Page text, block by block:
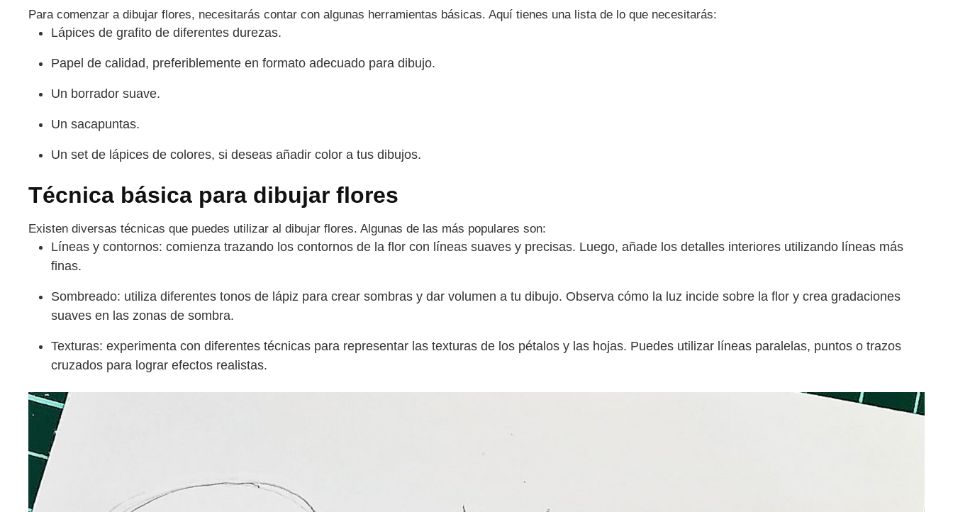
Para comenzar a dibujar flores, necesitarás contar con algunas herramientas básicas. Aquí tienes una lista de lo que necesitarás:
Lápices de grafito de diferentes durezas.
Papel de calidad, preferiblemente en formato adecuado para dibujo.
Un borrador suave.
Un sacapuntas.
Un set de lápices de colores, si deseas añadir color a tus dibujos.
Técnica básica para dibujar flores
Existen diversas técnicas que puedes utilizar al dibujar flores. Algunas de las más populares son:
Líneas y contornos: comienza trazando los contornos de la flor con líneas suaves y precisas. Luego, añade los detalles interiores utilizando líneas más
finas.
Sombreado: utiliza diferentes tonos de lápiz para crear sombras y dar volumen a tu dibujo. Observa cómo la luz incide sobre la flor y crea gradaciones
suaves en las zonas de sombra.
Texturas: experimenta con diferentes técnicas para representar las texturas de los pétalos y las hojas. Puedes utilizar líneas paralelas, puntos o trazos
cruzados para lograr efectos realistas.